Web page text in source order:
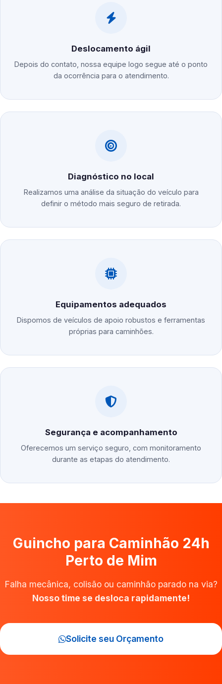
Deslocamento ágil
Depois do contato, nossa equipe logo segue até o ponto
da ocorrência para o atendimento.
Diagnóstico no local
Realizamos uma análise da situação do veículo para
definir o método mais seguro de retirada.
Equipamentos adequados
Dispomos de veículos de apoio robustos e ferramentas
próprias para caminhões.
Segurança e acompanhamento
Oferecemos um serviço seguro, com monitoramento
durante as etapas do atendimento.
Guincho para Caminhão 24h
Perto de Mim
Falha mecânica, colisão ou caminhão parado na via?
Nosso time se desloca rapidamente!
Solicite seu Orçamento